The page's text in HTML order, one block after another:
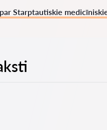
Starptautiskie